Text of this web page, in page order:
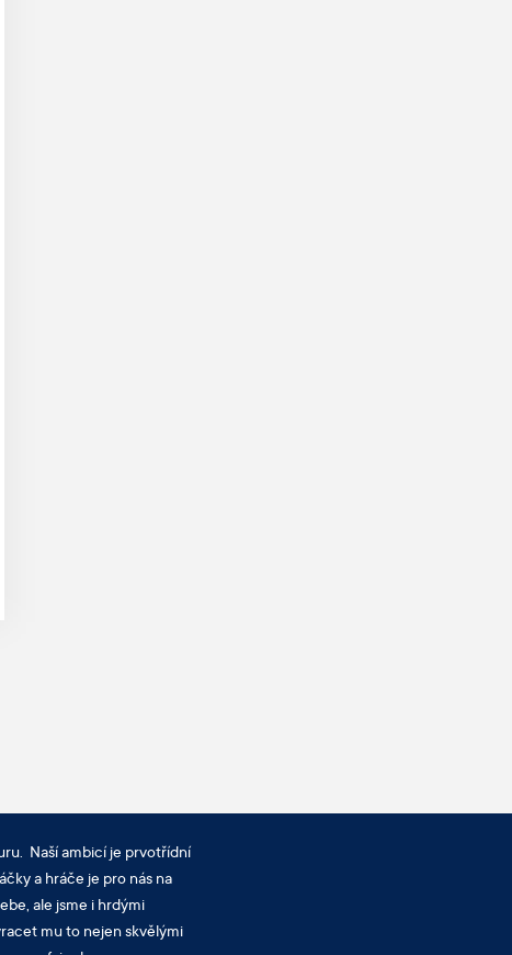
Naší ambicí je prvotřídní
a hráče je pro nás na
ale jsme i hrdými
mu to nejen skvělými